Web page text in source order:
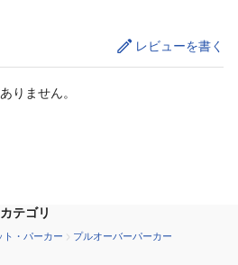
レビューを書く
りません。
テゴリ
ト・パーカー プルオーバーパーカー